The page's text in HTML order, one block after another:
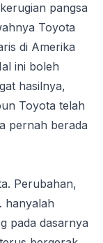
pangsa
Toyota
di Amerika
ini boleh
hasilnya,
Toyota telah
pernah berada
Perubahan,
hanyalah
pada dasarnya